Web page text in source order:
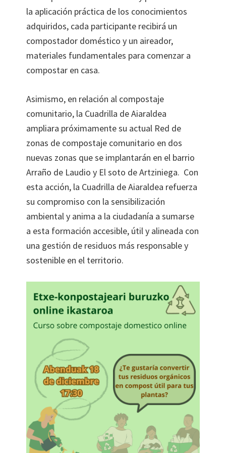
la aplicación práctica de los conocimientos
adquiridos, cada participante recibirá un
compostador doméstico y un aireador,
materiales fundamentales para comenzar a
compostar en casa.
Asimismo, en relación al compostaje
comunitario, la Cuadrilla de Aiaraldea
ampliara próximamente su actual Red de
zonas de compostaje comunitario en dos
nuevas zonas que se implantarán en el barrio
Arraño de Laudio y El soto de Artziniega. Con
esta acción, la Cuadrilla de Aiaraldea refuerza
su compromiso con la sensibilización
ambiental y anima a la ciudadanía a sumarse
a esta formación accesible, útil y alineada con
una gestión de residuos más responsable y
sostenible en el territorio.